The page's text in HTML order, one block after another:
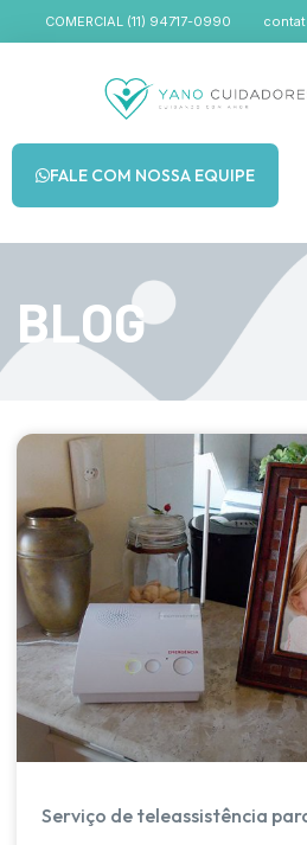
COMERCIAL (11) 94717-0990
FALE COM NOSSA EQUIPE
BLOG
Serviço de teleassistência